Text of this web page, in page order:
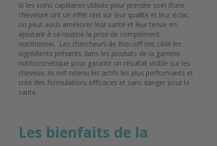
Si les soins capillaires utilisés pour prendre soin d’une
chevelure ont un effet réel sur leur qualité et leur éclat,
on peut aussi améliorer leur santé et leur tenue en
ajoutant à sa routine la prise de complément
nutritionnel. Les chercheurs de Biocoiff ont ciblé les
ingrédients présents dans les produits de la gamme
nutricosmétique pour garantir un résultat visible sur les
cheveux. Ils ont retenu les actifs les plus performants et
créé des formulations efficaces et sans danger pour la
santé.
Les bienfaits de la